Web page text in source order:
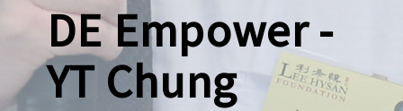
DE Empower -
YT Chung